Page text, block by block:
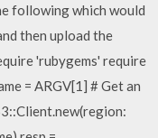
following which would
then upload the
'rubygems' require
= ARGV[1] # Get an